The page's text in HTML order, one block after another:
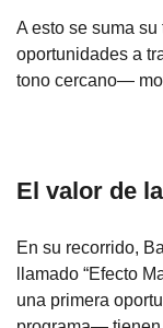
A esto se suma
oportunidades a
tono cercano—
El valor de
En su recorrido,
llamado “Efecto
una primera